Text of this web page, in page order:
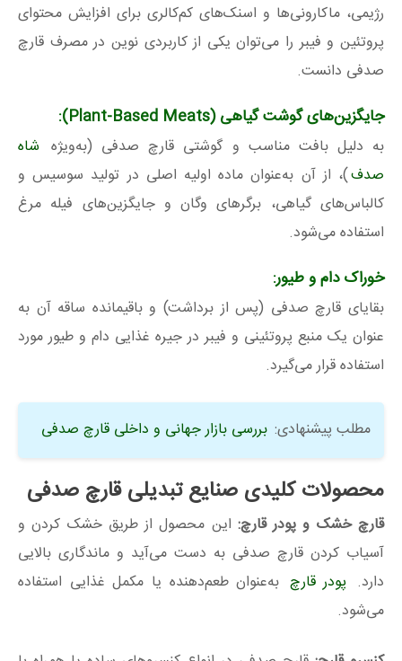
رژیمی، ماکارونی‌ها و اسنک‌های کم‌کالری برای افزایش محتوای
پروتئین و فیبر را می‌توان یکی از کاربردی نوین در مصرف قارچ
صدفی دانست.
جایگزین‌های گوشت گیاهی(Plant-Based Meats)
:
به دلیل بافت مناسب و گوشتی قارچ صدفی (به‌ویژه شاه
صدف)، از آن به‌عنوان ماده اولیه اصلی در تولید سوسیس و
کالباس‌های گیاهی، برگرهای وگان و جایگزین‌های فیله مرغ
استفاده می‌شود.
خوراک دام و طیور:
بقایای قارچ صدفی (پس از برداشت) و باقیمانده ساقه آن به
‌عنوان یک منبع پروتئینی و فیبر در جیره غذایی دام و طیور مورد
استفاده قرار می‌گیرد.
مطلب پیشنهادی: بررسی بازار جهانی و داخلی قارچ صدفی
محصولات کلیدی صنایع تبدیلی قارچ صدفی
قارچ خشک و پودر قارچ: این محصول از طریق خشک کردن و
آسیاب کردن قارچ صدفی به دست می‌آید و ماندگاری بالایی
دارد. پودر قارچ به‌عنوان طعم‌دهنده یا مکمل غذایی استفاده
می‌شود.